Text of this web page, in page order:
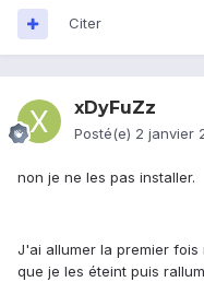
Citer
xDyFuZz
Posté(e) 2 janvier
non je ne les pas installer.
J'ai allumer la premier
que je les éteint puis